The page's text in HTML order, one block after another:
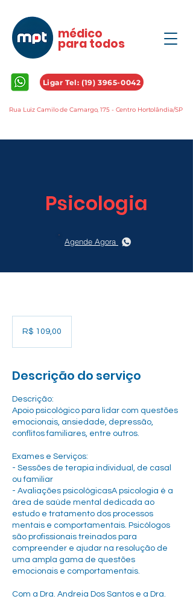
médico
para todos
Ligar Tel: (19) 3965-0042
Rua Luiz Camilo de Camargo, 175 - Centro Hortolândia/SP
Psicologia
109,00
R$ 109,00
Descrição do serviço
Descrição:
Apoio psicológico para lidar com questões
emocionais, ansiedade, depressão,
conflitos familiares, entre outros.
Exames e Serviços:
- Sessões de terapia individual, de casal
ou familiar
- Avaliações psicológicasA psicologia é a
área de saúde mental dedicada ao
estudo e tratamento dos processos
mentais e comportamentais. Psicólogos
são profissionais treinados para
compreender e ajudar na resolução de
uma ampla gama de questões
emocionais e comportamentais.
Com a Dra. Andreia Dos Santos e a Dra.
Agende Agora